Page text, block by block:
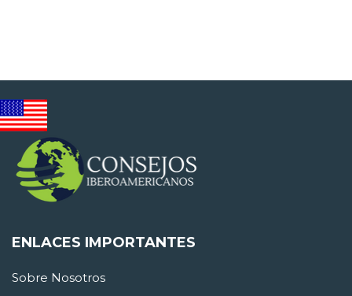
ENLACES IMPORTANTES
Sobre Nosotros